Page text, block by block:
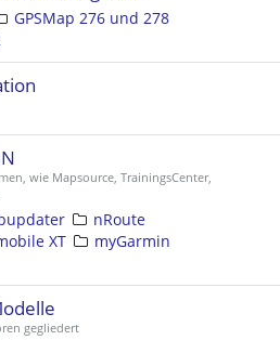
GPSMap 276 und 278
wie Mapsource, TrainingsCenter,
nRoute
XT
myGarmin
gegliedert